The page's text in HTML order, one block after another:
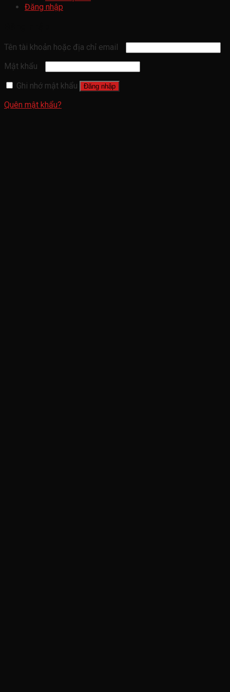
Đăng nhập
Tên tài khoản hoặc địa chỉ email
Mật khẩu
Ghi nhớ mật khẩu
Đăng nhập
Quên mật khẩu?